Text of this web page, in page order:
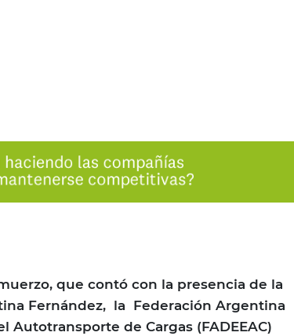
que contó con la presencia de la
Fernández, la Federación Argentina
Autotransporte de Cargas (FADEEAC)